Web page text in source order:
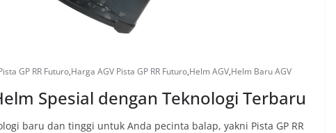
GP RR Futuro,Harga AGV Pista GP RR Futuro,Helm AGV,Helm Baru AGV
Spesial dengan Teknologi Terbaru
baru dan tinggi untuk Anda pecinta balap, yakni Pista GP RR